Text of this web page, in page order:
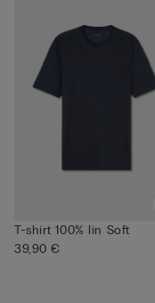
T-shirt 100% lin Soft
39,90 €